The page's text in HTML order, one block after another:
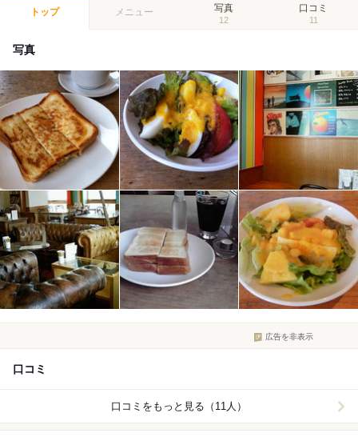
トップ メニュー 写真
12
口コミ
11
写真
広告を非表示
口コミ
口コミをもっと見る（11人）